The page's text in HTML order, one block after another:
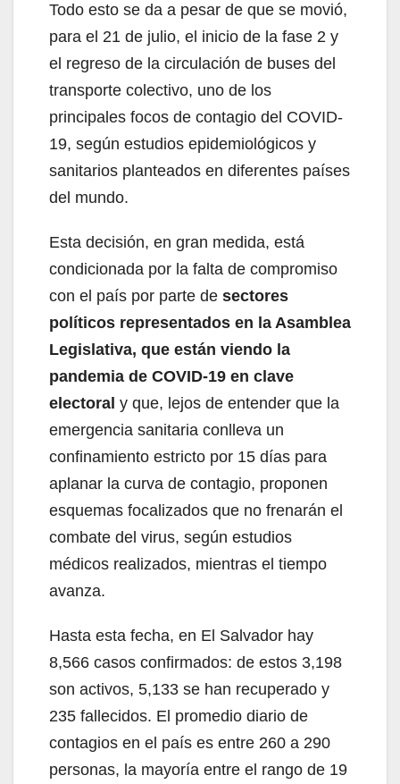
Todo esto se da a pesar de que se movió,
para el 21 de julio, el inicio de la fase 2 y
el regreso de la circulación de buses del
transporte colectivo, uno de los
principales focos de contagio del COVID-
19, según estudios epidemiológicos y
sanitarios planteados en diferentes países
del mundo.
Esta decisión, en gran medida, está
condicionada por la falta de compromiso
con el país por parte de sectores
políticos representados en la Asamblea
Legislativa, que están viendo la
pandemia de COVID-19 en clave
electoral y que, lejos de entender que la
emergencia sanitaria conlleva un
confinamiento estricto por 15 días para
aplanar la curva de contagio, proponen
esquemas focalizados que no frenarán el
combate del virus, según estudios
médicos realizados, mientras el tiempo
avanza.
Hasta esta fecha, en El Salvador hay
8,566 casos confirmados: de estos 3,198
son activos, 5,133 se han recuperado y
235 fallecidos. El promedio diario de
contagios en el país es entre 260 a 290
personas, la mayoría entre el rango de 19